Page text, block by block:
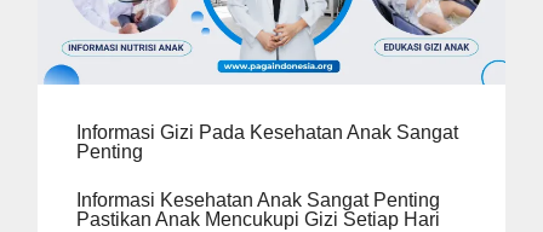
Informasi Gizi Pada Kesehatan Anak Sangat
Penting
Informasi Kesehatan Anak Sangat Penting
Pastikan Anak Mencukupi Gizi Setiap Hari